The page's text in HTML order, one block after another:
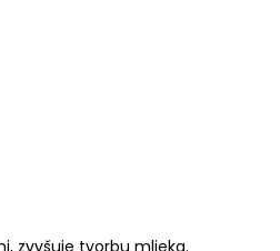
zvyšuje tvorbu mlieka.